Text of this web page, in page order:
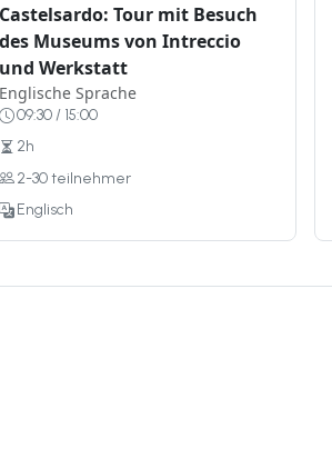
Castelsardo: Tour mit Besuch
des Museums von Intreccio
und Werkstatt
Englische Sprache
09:30 / 15:00
2h
2-30 teilnehmer
Englisch